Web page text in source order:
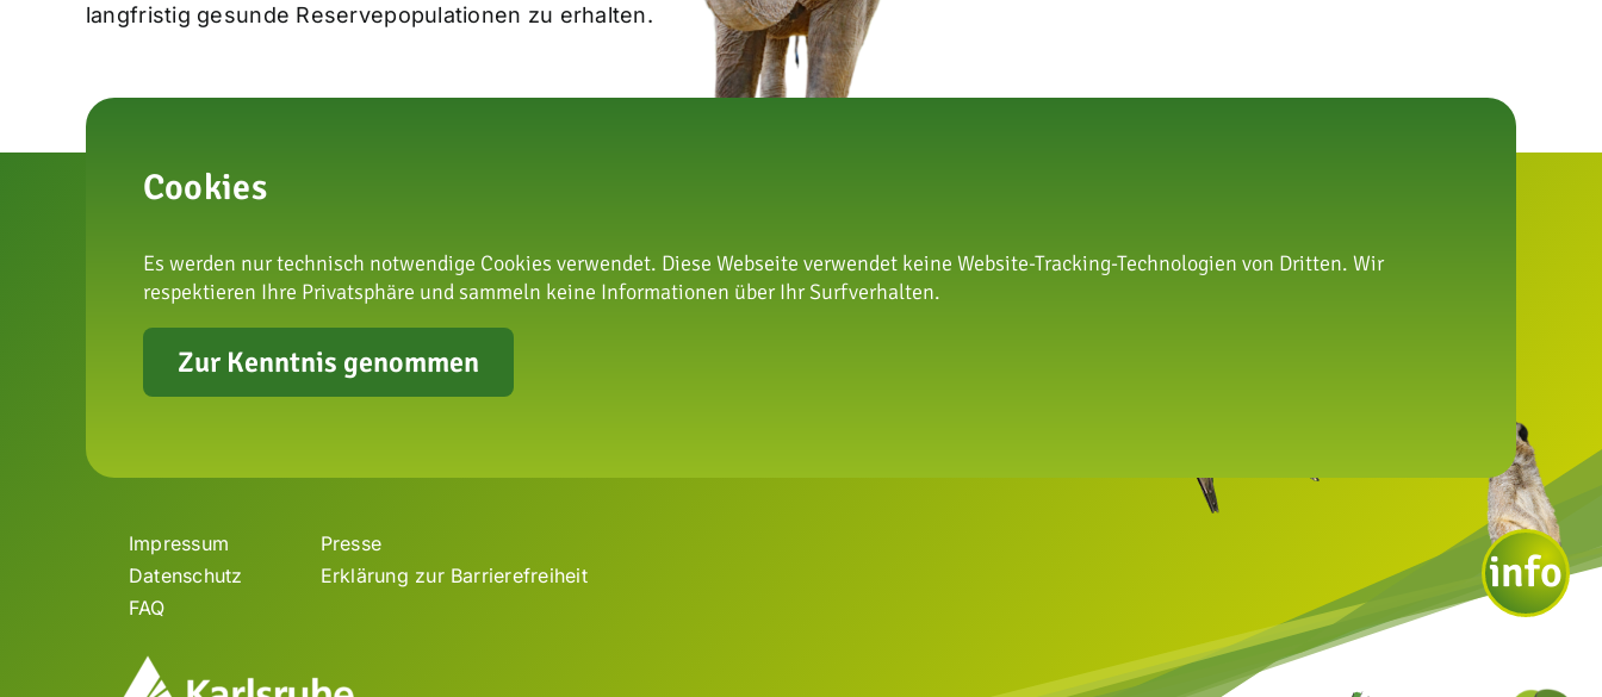
langfristig gesunde Reservepopulationen zu erhalten.
zur Artenschutzstiftung
Impressum
Datenschutz
FAQ
Presse
Erklärung zur Barrierefreiheit
Cookies
Es werden nur technisch notwendige Cookies verwendet. Diese Webseite verwendet keine Website-Tracking-Technologien von Dritten. Wir
respektieren Ihre Privatsphäre und sammeln keine Informationen über Ihr Surfverhalten.
Zur Kenntnis genommen
info